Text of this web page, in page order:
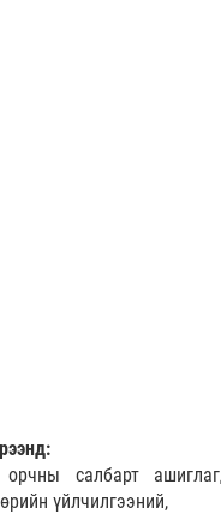
орчны салбарт
үйлчилгээний,